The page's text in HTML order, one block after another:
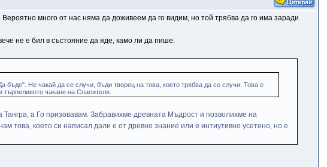
много от нас няма да доживеем да го видим, но той трябва да го има заради
не е бил в състояние да яде, камо ли да пише.
Не чакай да се случи, бъди творец на това, което трябва да се случи. Това е
чакане на Спасителя.
а Го призовавам. Забравихме древната Мъдрост и позволихме на
това, което си написал дали е от древно знание или е интиутивно усетено, но е